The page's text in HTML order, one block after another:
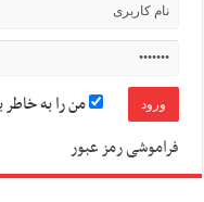
من را به خاطر
فراموشی رمز عبور